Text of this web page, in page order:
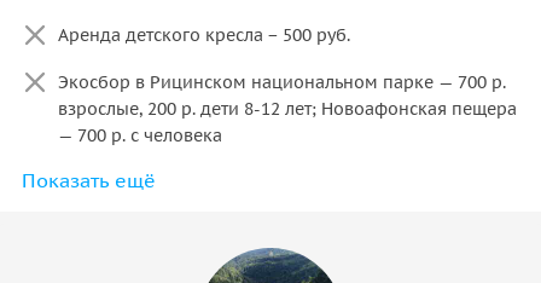
Аренда детского кресла − 500 руб.
Экосбор в Рицинском национальном парке — 700 р.
взрослые, 200 р. дети 8-12 лет; Новоафонская пещера
— 700 р. с человека
Экскурсию также можно начать от границы (+ 1500
Показать ещё